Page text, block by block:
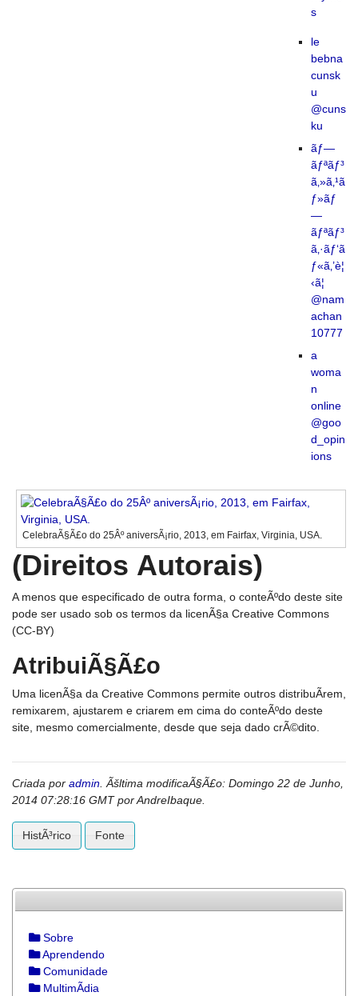
s
le
bebna
cunsk
u
@cuns
ku
ãƒ—
ãƒªãƒ³
ã‚»ã‚¹ã
ƒ»ãƒ
—
ãƒªãƒ³
ã‚·ãƒ‘ã
ƒ«ã‚’è¦
‹ã¦
@nam
achan
10777
a
woma
n
online
@goo
d_opin
ions
CelebraÃ§Ã£o do 25Âº aniversÃ¡rio, 2013, em Fairfax, Virginia, USA.
(Direitos Autorais)
A menos que especificado de outra forma, o conteÃºdo deste site
pode ser usado sob os termos da licenÃ§a Creative Commons
(CC-BY)
AtribuiÃ§Ã£o
Uma licenÃ§a da Creative Commons permite outros distribuÃ­rem,
remixarem, ajustarem e criarem em cima do conteÃºdo deste
site, mesmo comercialmente, desde que seja dado crÃ©dito.
Criada por admin . Ãšltima modificaÃ§Ã£o: Domingo 22 de Junho,
2014 07:28:16 GMT por AndreIbaque.
HistÃ³rico Fonte
Sobre
Aprendendo
Comunidade
MultimÃ­dia